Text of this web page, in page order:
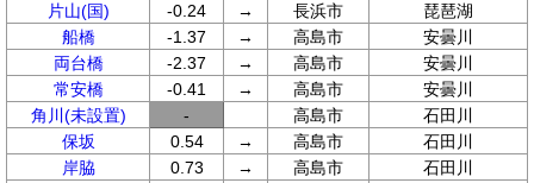
片山(国)
-0.24 → 長浜市
琵琶湖
船橋
-1.37 → 高島市
安曇川
両台橋
-2.37 → 高島市
安曇川
常安橋
-0.41 → 高島市
安曇川
角川(未設置)
- 高島市
石田川
保坂
0.54 → 高島市
石田川
岸脇
0.73 → 高島市
石田川